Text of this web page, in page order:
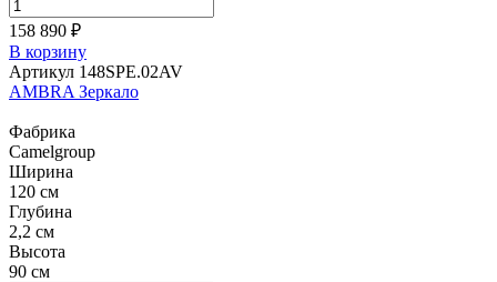
158 890 ₽
В корзину
Артикул 148SPE.02AV
AMBRA Зеркало
Фабрика
Camelgroup
Ширина
120 см
Глубина
2,2 см
Высота
90 см